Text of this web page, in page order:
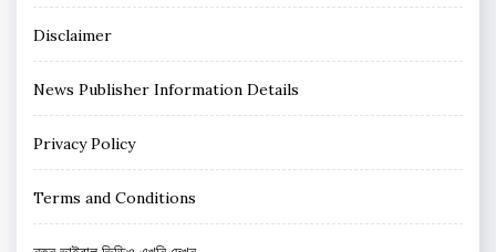
Disclaimer
News Publisher Information Details
Privacy Policy
Terms and Conditions